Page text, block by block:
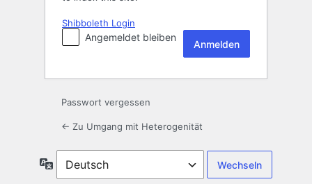
Shibboleth Login
Angemeldet bleiben
Passwort vergessen
← Zu Umgang mit Heterogenität
Sprache